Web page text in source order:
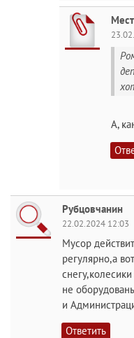
А,
Рубцовчанин
22.02.2024 12:03
Мусор
регулярно,а
не
и
Ответить